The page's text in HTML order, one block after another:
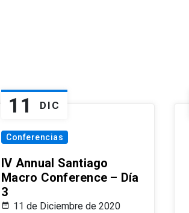
11 DIC
Conferencias
IV Annual Santiago
Macro Conference – Día
3
11 de Diciembre de 2020